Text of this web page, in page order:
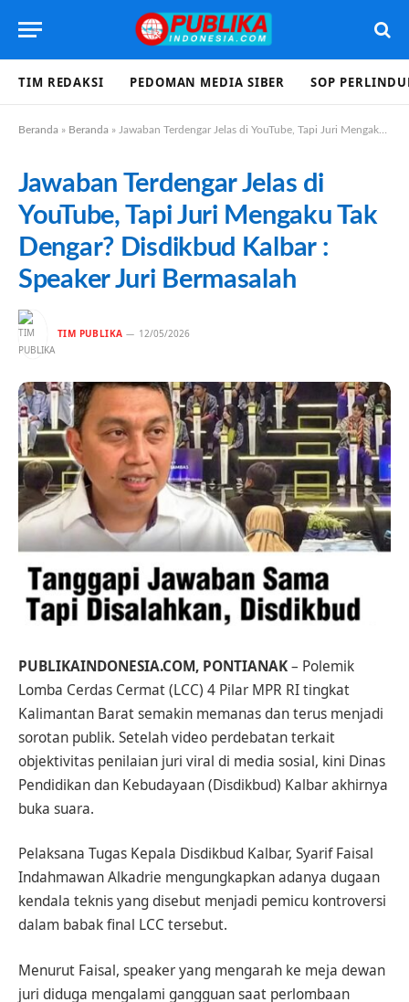
TIM REDAKSI PEDOMAN MEDIA SIBER SOP
Beranda » Beranda » Jawaban Terdengar Jelas di YouTube, Tapi Juri Mengaku Tak Dengar? Disdikbud Kalbar : Speaker Juri Bermasalah
Jawaban Terdengar Jelas di
YouTube, Tapi Juri Mengaku Tak
Dengar? Disdikbud Kalbar :
Speaker Juri Bermasalah
TIM PUBLIKA 12/05/2026
PUBLIKAINDONESIA.COM, PONTIANAK– Polemik
Lomba Cerdas Cermat (LCC) 4 Pilar MPR RI tingkat
Kalimantan Barat semakin memanas dan terus menjadi
sorotan publik. Setelah video perdebatan terkait
objektivitas penilaian juri viral di media sosial, kini Dinas
Pendidikan dan Kebudayaan (Disdikbud) Kalbar akhirnya
buka suara.
Pelaksana Tugas Kepala Disdikbud Kalbar, Syarif Faisal
Indahmawan Alkadrie mengungkapkan adanya dugaan
kendala teknis yang disebut menjadi pemicu kontroversi
dalam babak final LCC tersebut.
Menurut Faisal, speaker yang mengarah ke meja dewan
juri diduga mengalami gangguan saat perlombaan